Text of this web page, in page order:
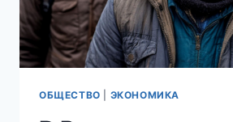
ОБЩЕСТВО ЭКОНОМИКА